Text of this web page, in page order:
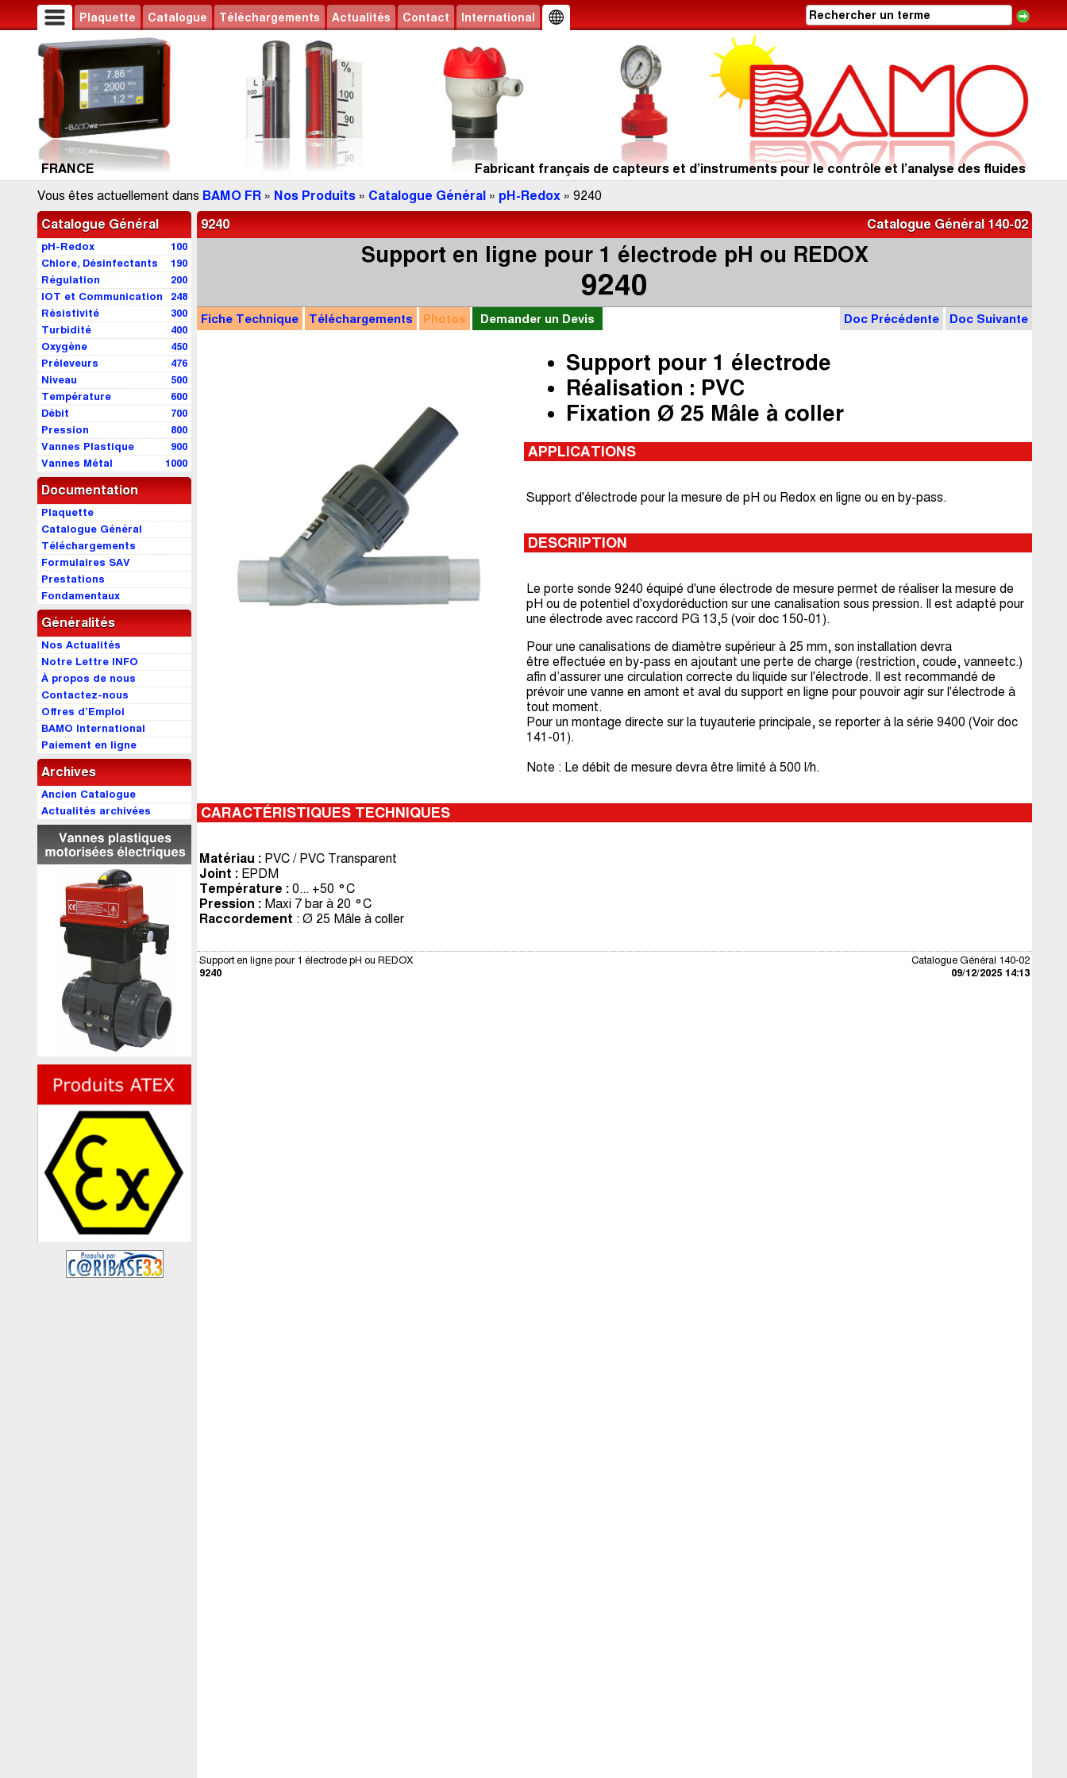
Plaquette Catalogue Téléchargements Actualités Contact International
FRANCE
Fabricant français de capteurs et d’instruments pour le contrôle et l’analyse des fluides
Vous êtes actuellement dans BAMO FR » Nos Produits » Catalogue Général » pH-Redox » 9240
Catalogue Général
100
pH-Redox
190
Chlore, Désinfectants
200
Régulation
248
IOT et Communication
300
Résistivité
400
Turbidité
450
Oxygène
476
Préleveurs
500
Niveau
600
Température
700
Débit
800
Pression
900
Vannes Plastique
1000
Vannes Métal
Documentation
Plaquette
Catalogue Général
Téléchargements
Formulaires SAV
Prestations
Fondamentaux
Généralités
Nos Actualités
Notre Lettre INFO
À propos de nous
Contactez-nous
Offres d’Emploi
BAMO International
Paiement en ligne
Archives
Ancien Catalogue
Actualités archivées
Catalogue Général 140-02
9240
Support en ligne pour 1 électrode pH ou REDOX
9240
Doc Précédente Doc Suivante
Fiche Technique Téléchargements Photos Demander un Devis
Support pour 1 électrode
Réalisation : PVC
Fixation Ø 25 Mâle à coller
APPLICATIONS
Support d'électrode pour la mesure de pH ou Redox en ligne ou en by-pass.
DESCRIPTION
Le porte sonde 9240 équipé d'une électrode de mesure permet de réaliser la mesure de
pH ou de potentiel d'oxydoréduction sur une canalisation sous pression. Il est adapté pour
une électrode avec raccord PG 13,5 (voir doc 150-01).
Pour une canalisations de diamètre supérieur à 25 mm, son installation devra
être effectuée en by-pass en ajoutant une perte de charge (restriction, coude, vanneetc.)
afin d’assurer une circulation correcte du liquide sur l'électrode. Il est recommandé de
prévoir une vanne en amont et aval du support en ligne pour pouvoir agir sur l'électrode à
tout moment.
Pour un montage directe sur la tuyauterie principale, se reporter à la série 9400 (Voir doc
141-01).
Note : Le débit de mesure devra être limité à 500 l/h.
CARACTÉRISTIQUES TECHNIQUES
Matériau : PVC / PVC Transparent
Joint : EPDM
Température : 0... +50 °C
Pression : Maxi 7 bar à 20 °C
Raccordement : Ø 25 Mâle à coller
Catalogue Général 140-02
09/12/2025 14:13
Support en ligne pour 1 électrode pH ou REDOX
9240